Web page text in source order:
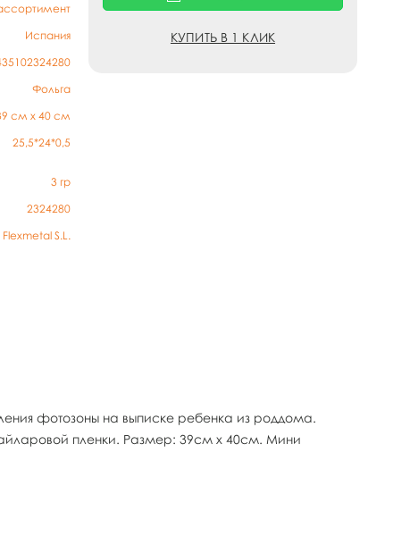
Испания
Фольга
см х 40 см
25,5*24*0,5
3 гр
2324280
Flexmetal S.L.
КУПИТЬ В 1 КЛИК
фотозоны на выписке ребенка из роддома.
пленки. Размер: 39см х 40см. Мини